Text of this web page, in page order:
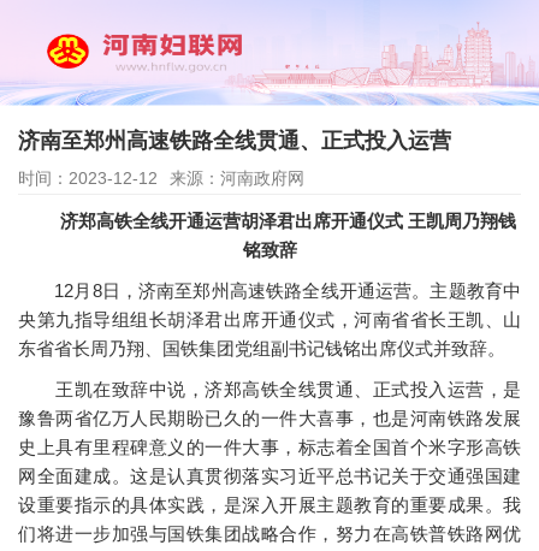
济南至郑州高速铁路全线贯通、正式投入运营
时间：2023-12-12 来源：河南政府网
济郑高铁全线开通运营胡泽君出席开通仪式 王凯周乃翔钱
铭致辞
12月8日，济南至郑州高速铁路全线开通运营。主题教育中
央第九指导组组长胡泽君出席开通仪式，河南省省长王凯、山
东省省长周乃翔、国铁集团党组副书记钱铭出席仪式并致辞。
王凯在致辞中说，济郑高铁全线贯通、正式投入运营，是
豫鲁两省亿万人民期盼已久的一件大喜事，也是河南铁路发展
史上具有里程碑意义的一件大事，标志着全国首个米字形高铁
网全面建成。这是认真贯彻落实习近平总书记关于交通强国建
设重要指示的具体实践，是深入开展主题教育的重要成果。我
们将进一步加强与国铁集团战略合作，努力在高铁普铁路网优